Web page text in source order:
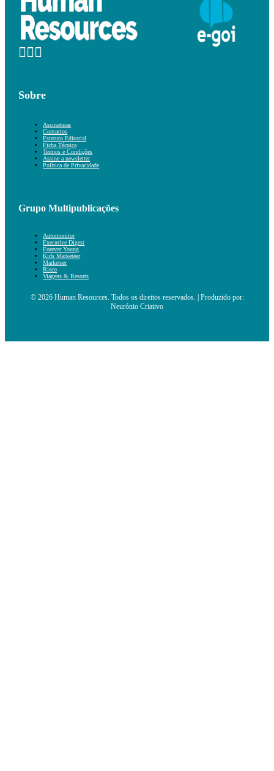
Sobre
Assinaturas
Contactos
Estatuto Editorial
Ficha Técnica
Termos e Condições
Assine a newsletter
Política de Privacidade
Grupo Multipublicações
Automonitor
Executive Digest
Forever Young
Kids Marketeer
Marketeer
Risco
Viagens & Resorts
© 2026 Human Resources. Todos os direitos reservados. | Produzido por:
Neurónio Criativo